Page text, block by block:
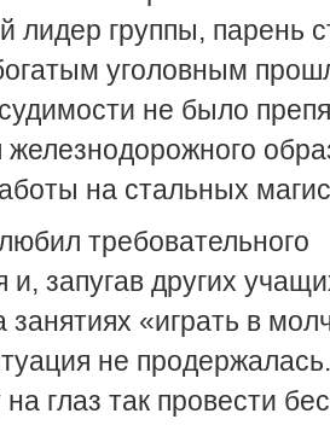
лидер группы, парень
уголовным
не было
железнодорожного
на стальных
требовательного
и, запугав других
занятиях «играть в
не
на глаз так провести